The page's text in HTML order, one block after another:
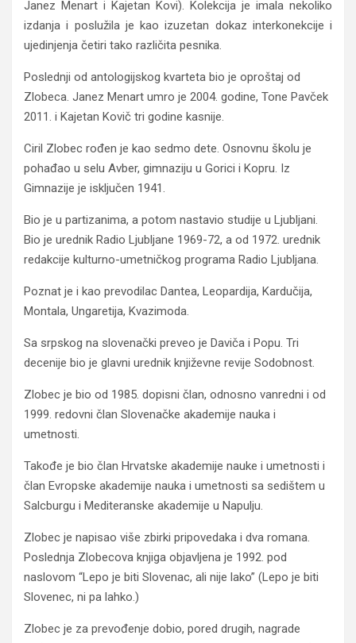
Janez Menart i Kajetan Kovi). Kolekcija je imala nekoliko
izdanja i poslužila je kao izuzetan dokaz interkonekcije i
ujedinjenja četiri tako različita pesnika.
Poslednji od antologijskog kvarteta bio je oproštaj od
Zlobeca. Janez Menart umro je 2004. godine, Tone Pavček
2011. i Kajetan Kovič tri godine kasnije.
Ciril Zlobec rođen je kao sedmo dete. Osnovnu školu je
pohađao u selu Avber, gimnaziju u Gorici i Kopru. Iz
Gimnazije je isključen 1941.
Bio je u partizanima, a potom nastavio studije u Ljubljani.
Bio je urednik Radio Ljubljane 1969-72, a od 1972. urednik
redakcije kulturno-umetničkog programa Radio Ljubljana.
Poznat je i kao prevodilac Dantea, Leopardija, Kardučija,
Montala, Ungaretija, Kvazimoda.
Sa srpskog na slovenački preveo je Daviča i Popu. Tri
decenije bio je glavni urednik književne revije Sodobnost.
Zlobec je bio od 1985. dopisni član, odnosno vanredni i od
1999. redovni član Slovenačke akademije nauka i
umetnosti.
Takođe je bio član Hrvatske akademije nauke i umetnosti i
član Evropske akademije nauka i umetnosti sa sedištem u
Salcburgu i Mediteranske akademije u Napulju.
Zlobec je napisao više zbirki pripovedaka i dva romana.
Poslednja Zlobecova knjiga objavljena je 1992. pod
naslovom “Lepo je biti Slovenac, ali nije lako” (Lepo je biti
Slovenec, ni pa lahko.)
Zlobec je za prevođenje dobio, pored drugih, nagrade